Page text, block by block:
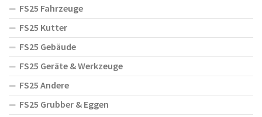
FS25 Fahrzeuge
FS25 Kutter
FS25 Gebäude
FS25 Geräte & Werkzeuge
FS25 Andere
FS25 Grubber & Eggen